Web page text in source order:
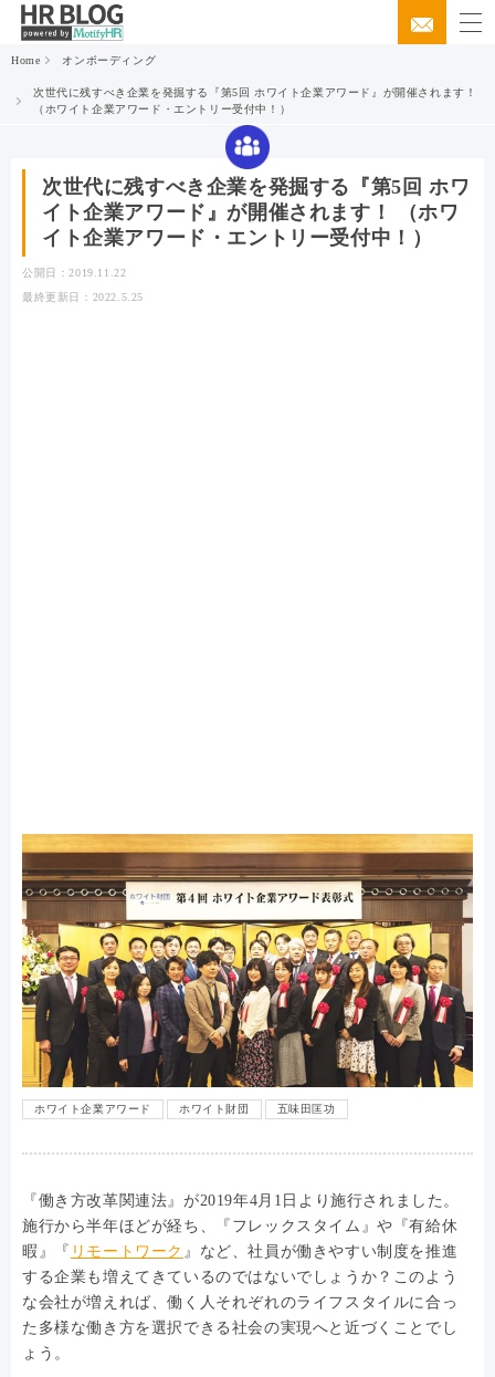
Home オンボーディング
次世代に残すべき企業を発掘する『第5回 ホワイト企業アワード』が開催されます！
（ホワイト企業アワード・エントリー受付中！）
次世代に残すべき企業を発掘する『第5回 ホワ
イト企業アワード』が開催されます！ （ホワ
イト企業アワード・エントリー受付中！）
公開日：2019.11.22
最終更新日：2022.5.25
ホワイト企業アワード ホワイト財団 五味田匡功
『働き方改革関連法』が2019年4月1日より施行されました。
施行から半年ほどが経ち、『フレックスタイム』や『有給休
暇』『 リモートワーク 』など、社員が働きやすい制度を推進
する企業も増えてきているのではないでしょうか？このよう
な会社が増えれば、働く人それぞれのライフスタイルに合っ
た多様な働き方を選択できる社会の実現へと近づくことでし
ょう。